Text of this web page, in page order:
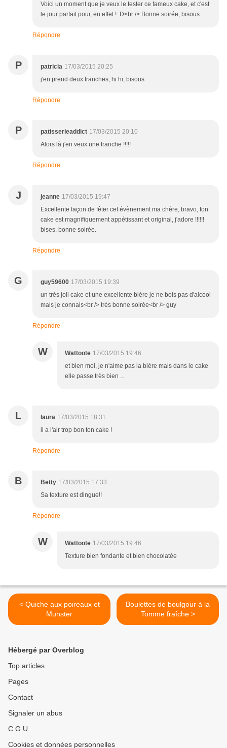
Voici un moment que je veux le tester ce fameux cake, et c'est
le jour parfait pour, en effet ! :D<br /> Bonne soirée, bisous.
Répondre
P patricia 17/03/2015 20:25
j'en prend deux tranches, hi hi, bisous
Répondre
P patisserieaddict 17/03/2015 20:10
Alors là j'en veux une tranche !!!!!
Répondre
J jeanne 17/03/2015 19:47
Excellente façon de fêter cet évènement ma chère, bravo, ton
cake est magnifiquement appétissant et original, j'adore !!!!!!
bises, bonne soirée.
Répondre
G guy59600 17/03/2015 19:39
un très joli cake et une excellente bière je ne bois pas d'alcool
mais je connais<br /> très bonne soirée<br /> guy
Répondre
W Wattoote 17/03/2015 19:46
et bien moi, je n'aime pas la bière mais dans le cake
elle passe très bien ...
L laura 17/03/2015 18:31
il a l'air trop bon ton cake !
Répondre
B Betty 17/03/2015 17:33
Sa texture est dingue!!
Répondre
W Wattoote 17/03/2015 19:46
Texture bien fondante et bien chocolatée
< Quiche aux poireaux et
Munster
Boulettes de boulgour à la
Tomme fraîche >
Hébergé par Overblog
Top articles
Pages
Contact
Signaler un abus
C.G.U.
Cookies et données personnelles